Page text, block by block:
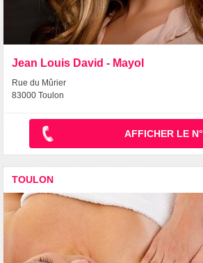
Jean Louis David - Mayol
Rue du Mûrier
83000 Toulon
AFFICHER LE N°
TOULON